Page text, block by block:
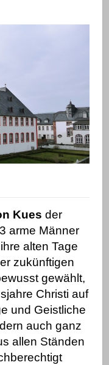
Kues der
arme Männer
alten Tage
zukünftigen
gewählt,
Christi auf
und Geistliche
auch ganz
allen Ständen